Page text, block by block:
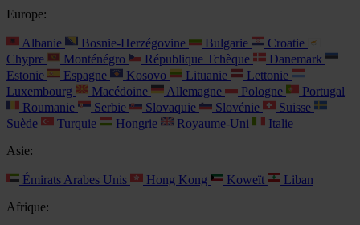
Europe:
Albanie Bosnie-Herzégovine Bulgarie
Croatie
Chypre
Monténégro République Tchèque
Danemark
Estonie
Espagne Kosovo Lituanie
Lettonie
Luxembourg
Macédoine Allemagne Pologne
Portugal
Roumanie
Serbie Slovaquie Slovénie
Suisse
Suède
Turquie Hongrie Royaume-Uni
Italie
Asie:
Émirats Arabes Unis Hong Kong Koweït
Liban
Afrique: